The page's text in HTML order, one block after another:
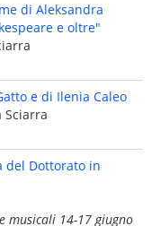
di Aleksandra
e oltre"
e di Ilenia Caleo
Sciarra
del Dottorato in
musicali 14-17 giugno